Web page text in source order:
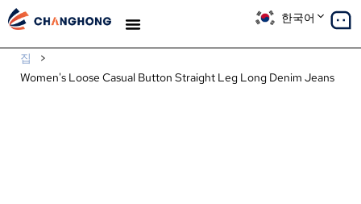
한국어
집
>
Women's Loose Casual Button Straight Leg Long Denim Jeans